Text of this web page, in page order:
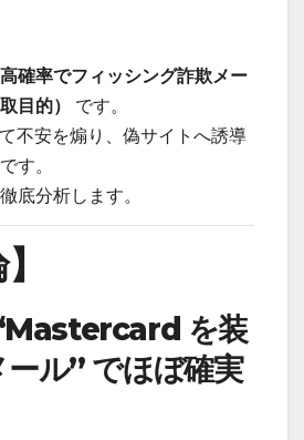
高確率でフィッシング詐欺メー
目的）
です。
不安を煽り、偽サイトへ誘導
す。
底分析します。
を装
ール” でほぼ確実